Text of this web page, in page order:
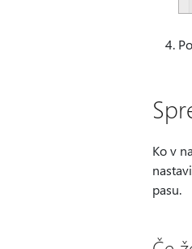
Ko v
pasu.